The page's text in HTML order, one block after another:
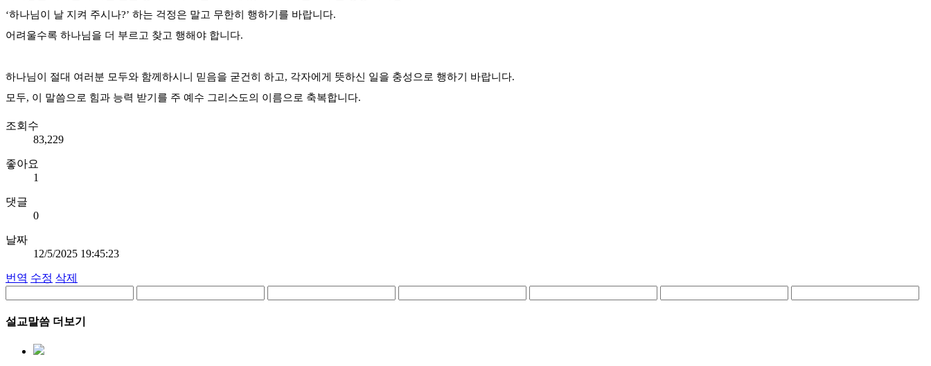
‘하나님이 날 지켜 주시나?’ 하는 걱정은 말고 무한히 행하기를 바랍니다.
어려울수록 하나님을 더 부르고 찾고 행해야 합니다.
하나님이 절대 여러분 모두와 함께하시니 믿음을 굳건히 하고, 각자에게 뜻하신 일을 충성으로 행하기 바랍니다.
모두, 이 말씀으로 힘과 능력 받기를 주 예수 그리스도의 이름으로 축복합니다.
조회수
83,229
좋아요
1
댓글
0
날짜
12/5/2025 19:45:23
번역 수정 삭제
설교말씀 더보기